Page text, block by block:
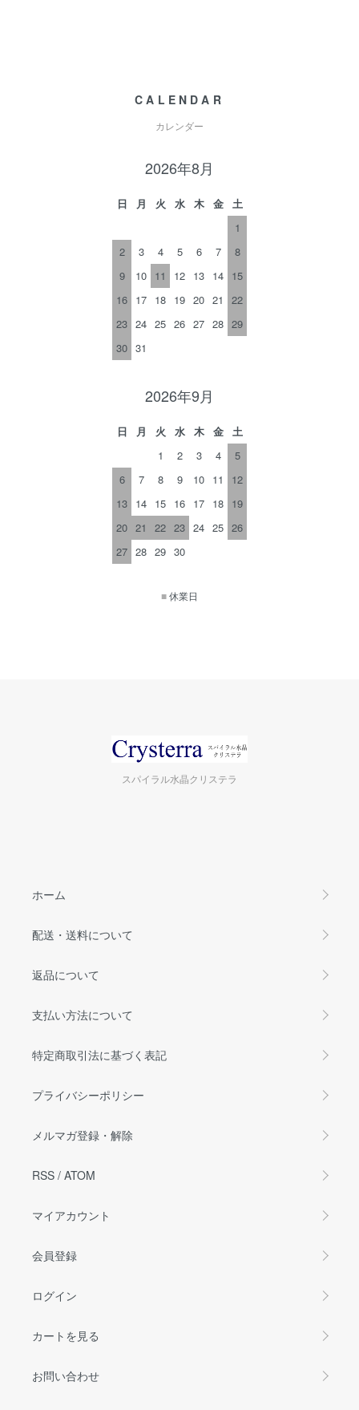
CALENDAR
カレンダー
2026年8月
日 月 火 水 木 金
土
1
2
3 4 5 6 7
8
9
10 11 12 13 14 15
16 17 18 19 20 21
22
23 24 25 26 27 28 29
30 31
2026年9月
日 月 火 水 木 金
土
1
2 3 4
5
6
7 8 9 10 11
12
13 14 15 16 17 18 19
20 21 22 23 24 25 26
27 28 29 30
■休業日
スパイラル水晶クリステラ
ホーム
配送・送料について
返品について
支払い方法について
特定商取引法に基づく表記
プライバシーポリシー
メルマガ登録・解除
RSS / ATOM
マイアカウント
会員登録
ログイン
カートを見る
お問い合わせ